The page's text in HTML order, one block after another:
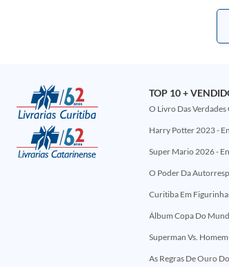
TOP 10 +
O Livro Das Verdades
Harry Potter 2023 -
Super Mario 2026 -
O Poder Da
Curitiba Em
Álbum Copa Do
As Regras De Ouro